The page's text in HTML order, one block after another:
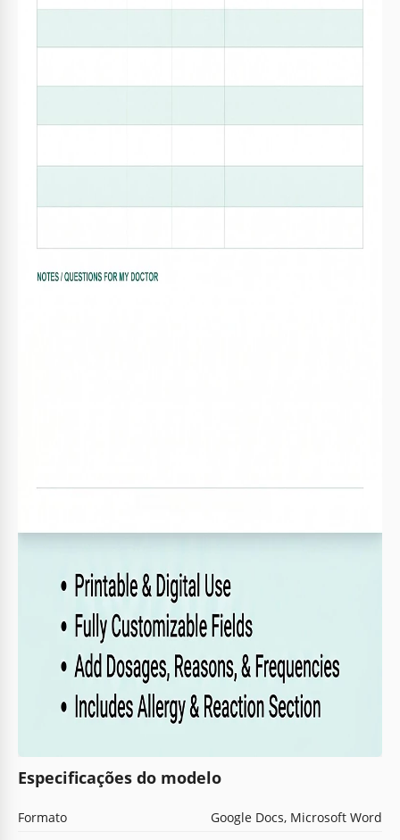
Especificações do modelo
Formato
Google Docs, Microsoft Word